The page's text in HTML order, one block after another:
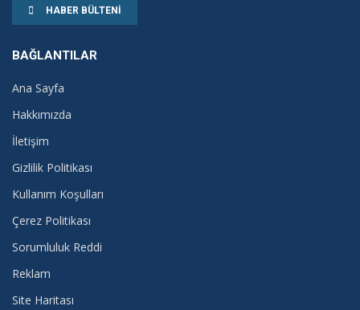
HABER BÜLTENI
BAĞLANTILAR
Ana Sayfa
Hakkımızda
İletişim
Gizlilik Politikası
Kullanım Koşulları
Çerez Politikası
Sorumluluk Reddi
Reklam
Site Haritası